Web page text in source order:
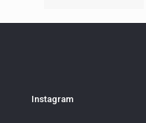
Instagram